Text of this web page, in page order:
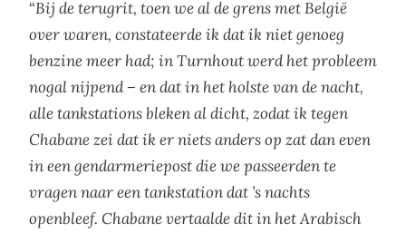
“Bij de terugrit, toen we al de grens met België
over waren, constateerde ik dat ik niet genoeg
benzine meer had; in Turnhout werd het probleem
nogal nijpend – en dat in het holste van de nacht,
alle tankstations bleken al dicht, zodat ik tegen
Chabane zei dat ik er niets anders op zat dan even
in een gendarmeriepost die we passeerden te
vragen naar een tankstation dat ’s nachts
openbleef. Chabane vertaalde dit in het Arabisch